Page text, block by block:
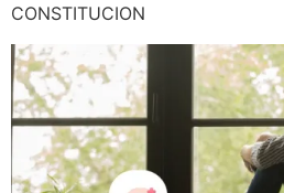
CONSTITUCION